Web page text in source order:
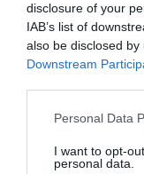
disclosure of your
IAB’s list of
also be disclosed
Downstream
Please note that
not limited to your
grant or deny
Personal Data
I want to opt-
personal data.
Motorola edge 70 e
buds loop con crystals
Swarovski®(12/512GB,
Doppia fotocamera
50MP+flicker cam,
120Hz, Android 16)
Cloud Dancer